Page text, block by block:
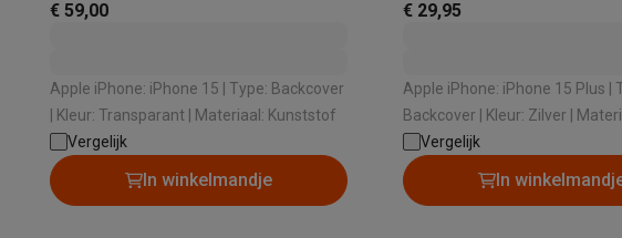
€ 59,00
Apple iPhone: iPhone 15 | Type: Backcover
| Kleur: Transparant | Materiaal: Kunststof
Vergelijk
In winkelmandje
€ 29,95
Apple iPhone: iPhone 15 Plus | Type:
Backcover | Kleur: Zilver | Materiaal:
Kunststof
Vergelijk
In